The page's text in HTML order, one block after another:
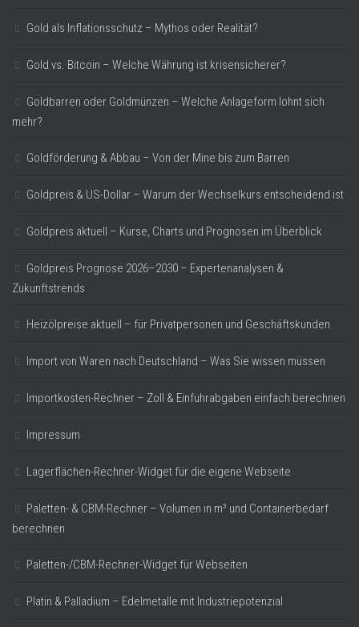
Gold als Inflationsschutz – Mythos oder Realität?
Gold vs. Bitcoin – Welche Währung ist krisensicherer?
Goldbarren oder Goldmünzen – Welche Anlageform lohnt sich
mehr?
Goldförderung & Abbau – Von der Mine bis zum Barren
Goldpreis & US-Dollar – Warum der Wechselkurs entscheidend ist
Goldpreis aktuell – Kurse, Charts und Prognosen im Überblick
Goldpreis Prognose 2026–2030 – Expertenanalysen &
Zukunftstrends
Heizölpreise aktuell – für Privatpersonen und Geschäftskunden
Import von Waren nach Deutschland – Was Sie wissen müssen
Importkosten-Rechner – Zoll & Einfuhrabgaben einfach berechnen
Impressum
Lagerflächen-Rechner-Widget für die eigene Webseite
Paletten- & CBM-Rechner – Volumen in m³ und Containerbedarf
berechnen
Paletten-/CBM-Rechner-Widget für Webseiten
Platin & Palladium – Edelmetalle mit Industriepotenzial